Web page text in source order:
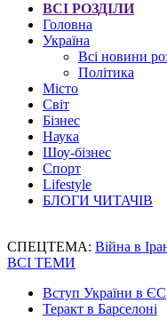
ВСІ РОЗДІЛИ
Головна
Україна
Всі новини
Політика
Місто
Світ
Бізнес
Наука
Шоу-бізнес
Спорт
Lifestyle
БЛОГИ ЧИТАЧІВ
СПЕЦТЕМА: Війна в
ВСІ ТЕМИ
Вступ України в ЄС
Теракт в Барселоні